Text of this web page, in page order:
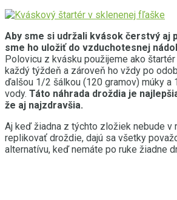
Aby sme si udržali kvások čerstvý aj
sme ho uložiť do vzduchotesnej
Polovicu z kvásku použijeme ako
každý týždeň a zároveň ho vždy po
ďalšou 1/2 šálkou (120 gramov) múky a
vody. Táto náhrada droždia je
že aj najzdravšia.
Aj keď žiadna z týchto zložiek nebude v
replikovať droždie, dajú sa všetky
alternatívu, keď nemáte po ruke žiadne